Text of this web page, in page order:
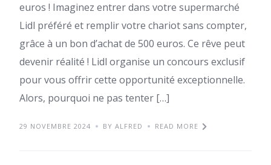
euros ! Imaginez entrer dans votre supermarché
Lidl préféré et remplir votre chariot sans compter,
grâce à un bon d’achat de 500 euros. Ce rêve peut
devenir réalité ! Lidl organise un concours exclusif
pour vous offrir cette opportunité exceptionnelle.
Alors, pourquoi ne pas tenter […]
29 NOVEMBRE 2024 BY ALFRED READ MORE